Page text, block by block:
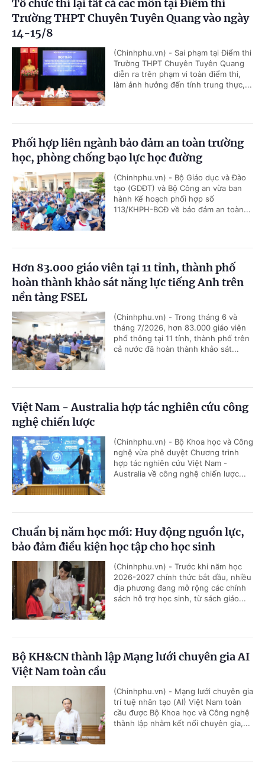
Tổ chức thi lại tất cả các môn tại Điểm thi
Trường THPT Chuyên Tuyên Quang vào ngày
14-15/8
(Chinhphu.vn) - Sai phạm tại Điểm thi
Trường THPT Chuyên Tuyên Quang
diễn ra trên phạm vi toàn điểm thi,
làm ảnh hưởng đến tính trung thực,...
Phối hợp liên ngành bảo đảm an toàn trường
học, phòng chống bạo lực học đường
(Chinhphu.vn) - Bộ Giáo dục và Đào
tạo (GDĐT) và Bộ Công an vừa ban
hành Kế hoạch phối hợp số
113/KHPH-BCĐ về bảo đảm an toàn...
Hơn 83.000 giáo viên tại 11 tỉnh, thành phố
hoàn thành khảo sát năng lực tiếng Anh trên
nền tảng FSEL
(Chinhphu.vn) - Trong tháng 6 và
tháng 7/2026, hơn 83.000 giáo viên
phổ thông tại 11 tỉnh, thành phố trên
cả nước đã hoàn thành khảo sát...
Việt Nam - Australia hợp tác nghiên cứu công
nghệ chiến lược
(Chinhphu.vn) - Bộ Khoa học và Công
nghệ vừa phê duyệt Chương trình
hợp tác nghiên cứu Việt Nam -
Australia về công nghệ chiến lược...
Chuẩn bị năm học mới: Huy động nguồn lực,
bảo đảm điều kiện học tập cho học sinh
(Chinhphu.vn) - Trước khi năm học
2026-2027 chính thức bắt đầu, nhiều
địa phương đang mở rộng các chính
sách hỗ trợ học sinh, từ sách giáo...
Bộ KH&CN thành lập Mạng lưới chuyên gia AI
Việt Nam toàn cầu
(Chinhphu.vn) - Mạng lưới chuyên gia
trí tuệ nhân tạo (AI) Việt Nam toàn
cầu được Bộ Khoa học và Công nghệ
thành lập nhằm kết nối chuyên gia,...